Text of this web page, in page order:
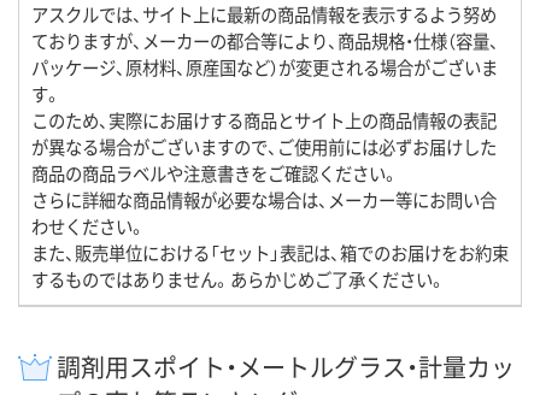
アスクルでは、サイト上に最新の商品情報を表示するよう努め
ておりますが、メーカーの都合等により、商品規格・仕様（容量、
パッケージ、原材料、原産国など）が変更される場合がございま
す。
このため、実際にお届けする商品とサイト上の商品情報の表記
が異なる場合がございますので、ご使用前には必ずお届けした
商品の商品ラベルや注意書きをご確認ください。
さらに詳細な商品情報が必要な場合は、メーカー等にお問い合
わせください。
また、販売単位における「セット」表記は、箱でのお届けをお約束
するものではありません。あらかじめご了承ください。
調剤用スポイト・メートルグラス・計量カッ